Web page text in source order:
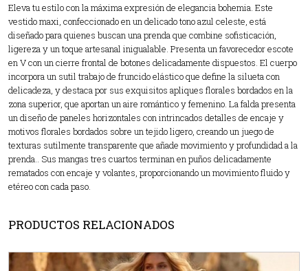
Eleva tu estilo con la máxima expresión de elegancia bohemia. Este
vestido maxi, confeccionado en un delicado tono azul celeste, está
diseñado para quienes buscan una prenda que combine sofisticación,
ligereza y un toque artesanal inigualable. Presenta un favorecedor escote
en V con un cierre frontal de botones delicadamente dispuestos. El cuerpo
incorpora un sutil trabajo de fruncido elástico que define la silueta con
delicadeza, y destaca por sus exquisitos apliques florales bordados en la
zona superior, que aportan un aire romántico y femenino. La falda presenta
un diseño de paneles horizontales con intrincados detalles de encaje y
motivos florales bordados sobre un tejido ligero, creando un juego de
texturas sutilmente transparente que añade movimiento y profundidad a la
prenda.. Sus mangas tres cuartos terminan en puños delicadamente
rematados con encaje y volantes, proporcionando un movimiento fluido y
etéreo con cada paso.
PRODUCTOS RELACIONADOS